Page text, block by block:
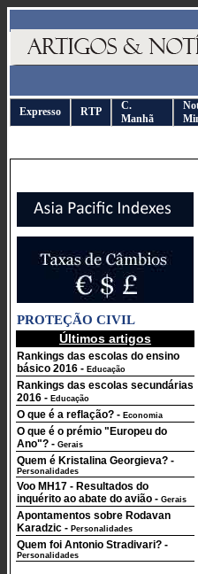
Expresso RTP
C.
Manhã
PROTEÇÃO CIVIL
Últimos artigos
Rankings das escolas do ensino
básico 2016 - Educação
Rankings das escolas secundárias
2016 - Educação
O que é a reflação? - Economia
O que é o prémio "Europeu do
Ano"? - Gerais
Quem é Kristalina Georgieva? -
Personalidades
Voo MH17 - Resultados do
inquérito ao abate do avião - Gerais
Apontamentos sobre Rodavan
Karadzic - Personalidades
Quem foi Antonio Stradivari? -
Personalidades